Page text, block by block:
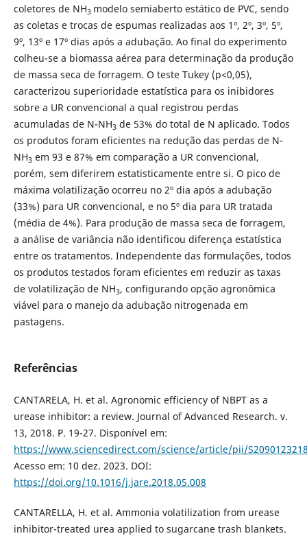
coletores de NH3 modelo semiaberto estático de PVC, sendo
as coletas e trocas de espumas realizadas aos 1º, 2º, 3º, 5º,
9º, 13º e 17º dias após a adubação. Ao final do experimento
colheu-se a biomassa aérea para determinação da produção
de massa seca de forragem. O teste Tukey (p<0,05),
caracterizou superioridade estatística para os inibidores
sobre a UR convencional a qual registrou perdas
acumuladas de N-NH3 de 53% do total de N aplicado. Todos
os produtos foram eficientes na redução das perdas de N-
NH3 em 93 e 87% em comparação a UR convencional,
porém, sem diferirem estatisticamente entre si. O pico de
máxima volatilização ocorreu no 2º dia após a adubação
(33%) para UR convencional, e no 5º dia para UR tratada
(média de 4%). Para produção de massa seca de forragem,
a análise de variância não identificou diferença estatística
entre os tratamentos. Independente das formulações, todos
os produtos testados foram eficientes em reduzir as taxas
de volatilização de NH3, configurando opção agronômica
viável para o manejo da adubação nitrogenada em
pastagens.
Referências
CANTARELA, H. et al. Agronomic efficiency of NBPT as a
urease inhibitor: a review. Journal of Advanced Research. v.
13, 2018. P. 19-27. Disponível em:
https://www.sciencedirect.com/science/article/pii/
Acesso em: 10 dez. 2023. DOI:
https://doi.org/10.1016/j.jare.2018.05.008
CANTARELLA, H. et al. Ammonia volatilization from urease
inhibitor-treated urea applied to sugarcane trash blankets.